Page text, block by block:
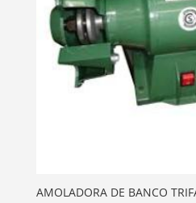
AMOLADORA DE BANCO